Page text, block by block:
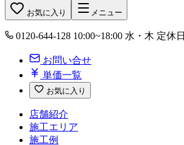
お気に入り メニュー
0120-644-128 10:00~18:00 水・木 定休日
お問い合せ
単価一覧
お気に入り
店舗紹介
施工エリア
施工例